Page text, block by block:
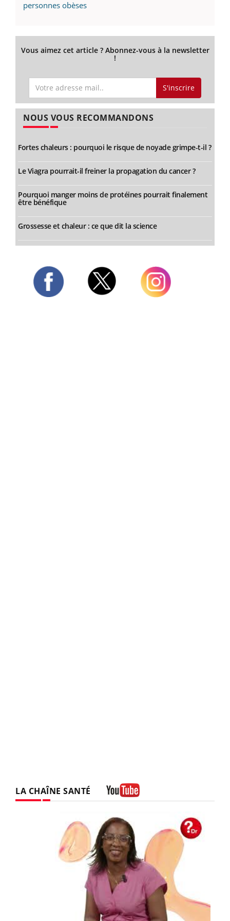
personnes obèses
Vous aimez cet article ? Abonnez-vous à la newsletter
!
S'inscrire
NOUS VOUS RECOMMANDONS
Fortes chaleurs : pourquoi le risque de noyade grimpe-t-il ?
Le Viagra pourrait-il freiner la propagation du cancer ?
Pourquoi manger moins de protéines pourrait finalement
être bénéfique
Grossesse et chaleur : ce que dit la science
LA CHAÎNE SANTÉ